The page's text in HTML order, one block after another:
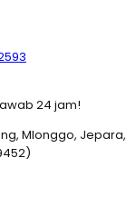
24 jam!
Mlonggo, Jepara,